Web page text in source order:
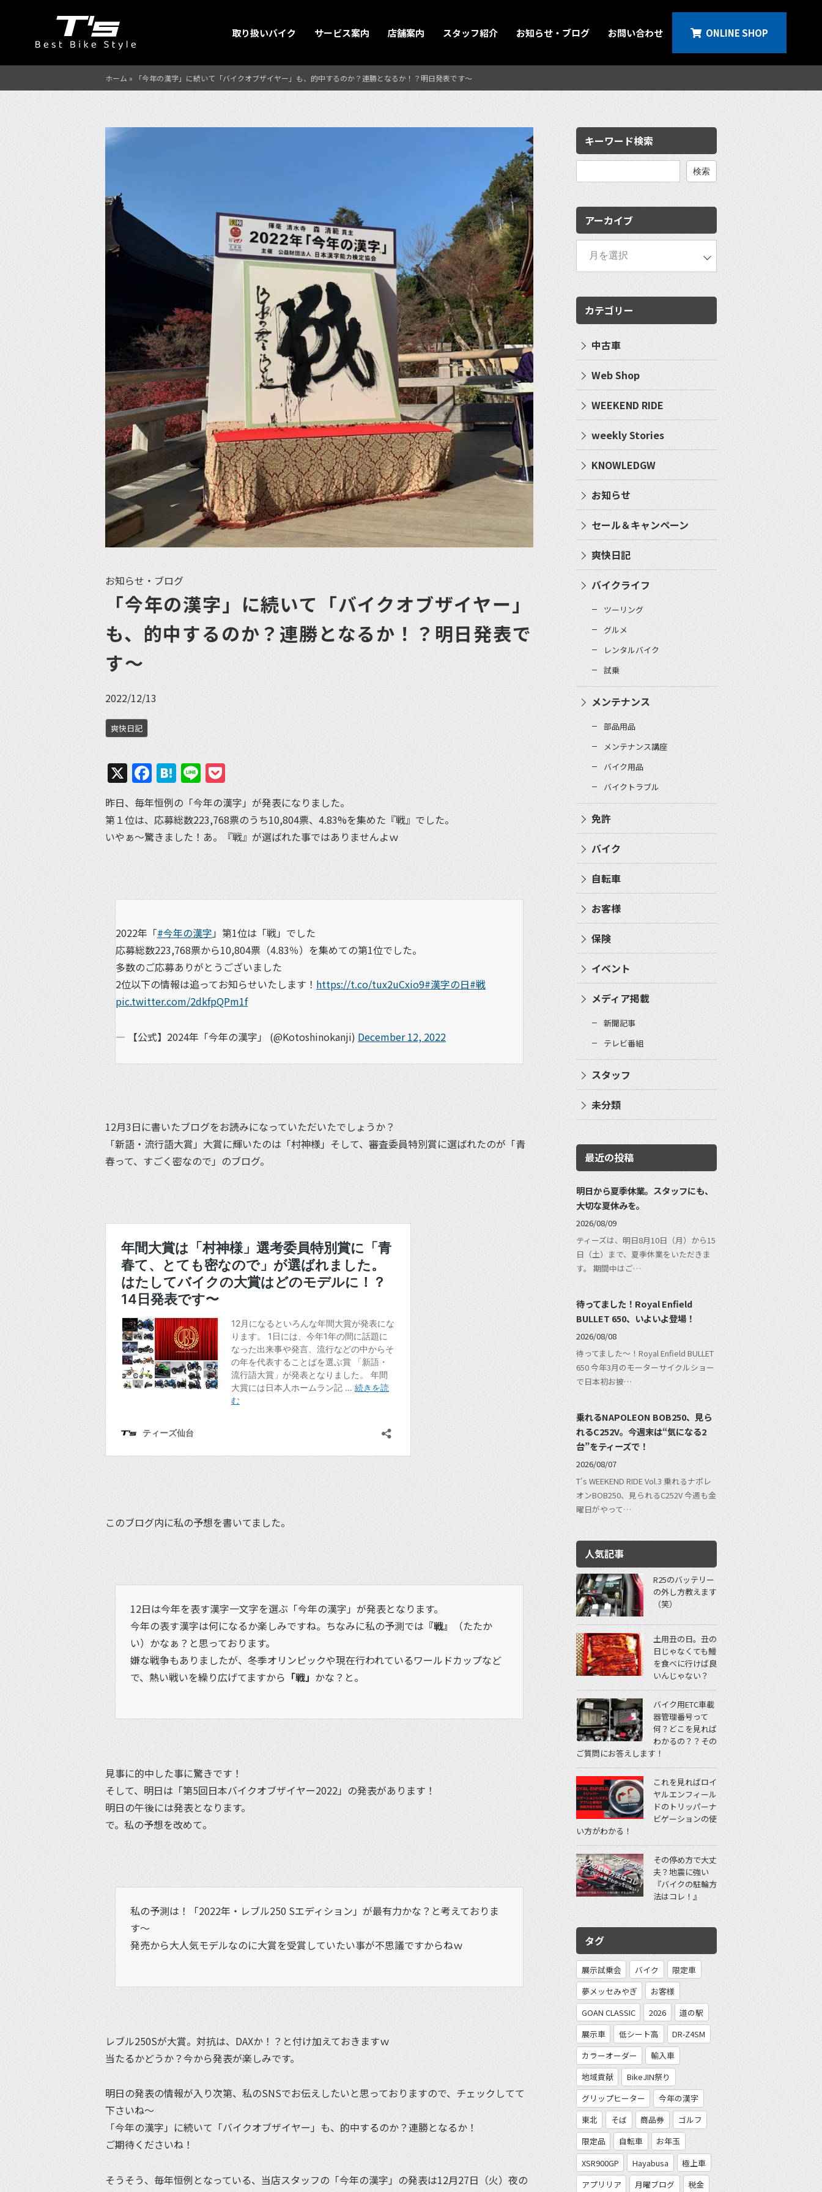
取り扱いバイク サービス案内 店舗案内 スタッフ紹介 お知らせ・ブログ お問い合わせ ONLINE SHOP
ホーム » 「今年の漢字」に続いて「バイクオブザイヤー」も、的中するのか？連勝となるか！？明日発表です〜
お知らせ・ブログ
「今年の漢字」に続いて「バイクオブザイヤー」
も、的中するのか？連勝となるか！？明日発表で
す〜
2022/12/13
爽快日記
X Facebook
Hatena
Line
昨日、毎年恒例の「今年の漢字」が発表になりました。
第１位は、応募総数223,768票のうち10,804票、4.83%を集めた『戦』でした。
いやぁ〜驚きました！あ。『戦』が選ばれた事ではありませんよｗ
2022年「#今年の漢字 」第1位は「戦」でした
応募総数223,768票から10,804票（4.83％）を集めての第1位でした。
多数のご応募ありがとうございました
2位以下の情報は追ってお知らせいたします！ https://t.co/tux2uCxio9#漢字の日#戦
pic.twitter.com/2dkfpQPm1f
— 【公式】2024年「今年の漢字」 (@Kotoshinokanji) December 12, 2022
12月3日に書いたブログをお読みになっていただいたでしょうか？
「新語・流行語大賞」大賞に輝いたのは「村神様」そして、審査委員特別賞に選ばれたのが「青
春って、すごく密なので」のブログ。
このブログ内に私の予想を書いてました。
12日は今年を表す漢字一文字を選ぶ「今年の漢字」が発表となります。
今年の表す漢字は何になるか楽しみですね。ちなみに私の予測では 『戦』
（たたか
い）かなぁ？と思っております。
嫌な戦争もありましたが、冬季オリンピックや現在行われているワールドカップなど
で、熱い戦いを繰り広げてますから 「戦」 かな？と。
見事に的中した事に驚きです！
そして、明日は「第5回日本バイクオブザイヤー2022」の発表があります！
明日の午後には発表となります。
で。私の予想を改めて。
私の予測は！「2022年・レブル250 Sエディション」が最有力かな？と考えておりま
す〜
発売から大人気モデルなのに大賞を受賞していたい事が不思議ですからねｗ
レブル250Sが大賞。対抗は、DAXか！？と付け加えておきますｗ
当たるかどうか？今から発表が楽しみです。
明日の発表の情報が入り次第、私のSNSでお伝えしたいと思っておりますので、チェックしてて
下さいね〜
「今年の漢字」に続いて「バイクオブザイヤー」も、的中するのか？連勝となるか！
ご期待くださいね！
そうそう、毎年恒例となっている、当店スタッフの「今年の漢字」の発表は12月27日（火）夜の
キーワード検索
検
アーカイブ
カテゴリー
中古車
Web Shop
WEEKEND RIDE
weekly Stories
KNOWLEDGW
お知らせ
セール＆キャンペーン
爽快日記
バイクライフ
ツーリング
グルメ
レンタルバイク
試乗
メンテナンス
部品用品
メンテナンス講座
バイク用品
バイクトラブル
免許
バイク
自転車
お客様
保険
イベント
メディア掲載
新聞記事
テレビ番組
スタッフ
未分類
最近の投稿
明日から夏季休業。スタッフにも、
大切な夏休みを。
2026/08/09
ティーズは、明日8月10日（月）から15
日（土）まで、夏季休業をいただきま
す。 期間中はご…
待ってました！Royal Enfield
BULLET 650、いよいよ登場！
2026/08/08
待ってました〜！Royal Enfield BULLET
650 今年3月のモーターサイクルショー
で日本初お披…
乗れるNAPOLEON BOB250、見ら
れるC252V。今週末は“気になる2
台”をティーズで！
2026/08/07
T's WEEKEND RIDE Vol.3 乗れるナポレ
オンBOB250、見られるC252V 今週も金
曜日がやって…
人気記事
R25のバッテリー
の外し方教えます
（笑）
土用丑の日。丑の
日じゃなくても鰻
を食べに行けば良
いんじゃない？
バイク用ETC車載
器管理番号って
何？どこを見れば
わかるの？？その
ご質問にお答えします！
これを見ればロイ
ヤルエンフィール
ドのトリッパーナ
ビゲーションの使
い方がわかる！
その停め方で大丈
夫？地震に強い
『バイクの駐輪方
法はコレ！』
タグ
展示試乗会 バイク
限定車
夢メッセみやぎ
お客様
GOAN CLASSIC
2026
道の駅
展示車
低シート高
DR-Z4SM
カラーオーダー
輸入車
地域貢献
BikeJIN祭り
グリップヒーター
今年の漢字
東北
そば 商品券
ゴルフ
限定品
自転車
お年玉
XSR900GP
Hayabusa
極上車
アプリリア
月曜ブログ 税金